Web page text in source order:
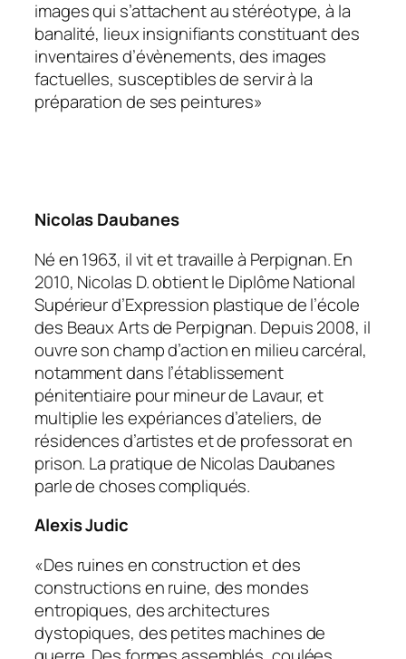
images qui s’attachent au stéréotype, à la
banalité, lieux insignifiants constituant des
inventaires d’évènements, des images
factuelles, susceptibles de servir à la
préparation de ses peintures»
Nicolas Daubanes
Né en 1963, il vit et travaille à Perpignan. En
2010, Nicolas D. obtient le Diplôme National
Supérieur d’Expression plastique de l’école
des Beaux Arts de Perpignan. Depuis 2008, il
ouvre son champ d’action en milieu carcéral,
notamment dans l’établissement
pénitentiaire pour mineur de Lavaur, et
multiplie les expériances d’ateliers, de
résidences d’artistes et de professorat en
prison. La pratique de Nicolas Daubanes
parle de choses compliqués.
Alexis Judic
«Des ruines en construction et des
constructions en ruine, des mondes
entropiques, des architectures
dystopiques, des petites machines de